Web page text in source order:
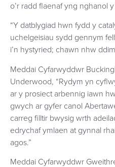
o’r radd flaenaf yng nghanol
“Y datblygiad hwn fydd y
uchelgeisiau sydd gennym
i’n hystyried; chawn nhw
Meddai Cyfarwyddwr
Underwood, “Rydym yn
ar y prosiect arbennig iawn
gwych ar gyfer canol
carreg filltir bwysig wrth
edrychaf ymlaen at gynnal
agos.”
Meddai Cyfarwyddwr